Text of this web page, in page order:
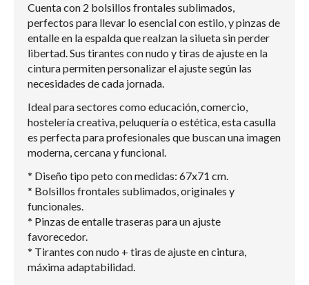
Cuenta con 2 bolsillos frontales sublimados,
perfectos para llevar lo esencial con estilo, y pinzas de
entalle en la espalda que realzan la silueta sin perder
libertad. Sus tirantes con nudo y tiras de ajuste en la
cintura permiten personalizar el ajuste según las
necesidades de cada jornada.
Ideal para sectores como educación, comercio,
hostelería creativa, peluquería o estética, esta casulla
es perfecta para profesionales que buscan una imagen
moderna, cercana y funcional.
* Diseño tipo peto con medidas: 67x71 cm.
* Bolsillos frontales sublimados, originales y
funcionales.
* Pinzas de entalle traseras para un ajuste
favorecedor.
* Tirantes con nudo + tiras de ajuste en cintura,
máxima adaptabilidad.